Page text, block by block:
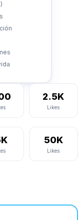
2.5K
Likes
50K
Likes